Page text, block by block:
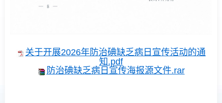
关于开展2026年防治碘缺乏病日宣传活动的通
知.pdf
防治碘缺乏病日宣传海报源文件.rar